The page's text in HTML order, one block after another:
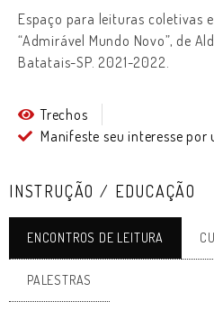
Espaço para leituras coletivas
“Admirável Mundo Novo”, de
Batatais-SP. 2021-2022.
Trechos
Manifeste seu interesse por
INSTRUÇÃO / EDUCAÇÃO
ENCONTROS DE LEITURA
PALESTRAS